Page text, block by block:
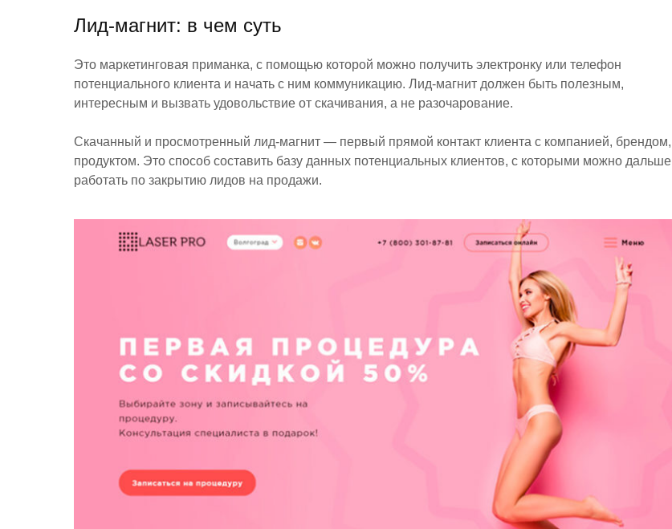
Лид-магнит: в чем суть
Это маркетинговая приманка, с помощью которой можно получить электронку или телефон
потенциального клиента и начать с ним коммуникацию. Лид-магнит должен быть полезным,
интересным и вызвать удовольствие от скачивания, а не разочарование.
Скачанный и просмотренный лид-магнит — первый прямой контакт клиента с компанией, брендом,
продуктом. Это способ составить базу данных потенциальных клиентов, с которыми можно дальше
работать по закрытию лидов на продажи.